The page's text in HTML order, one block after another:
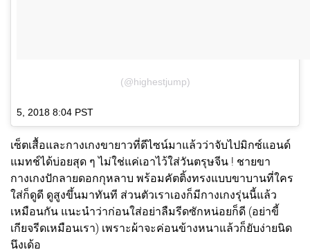
(@highestjump)
5, 2018 8:04 PST
เซ็ตเสื้อและกางเกงขายาวที่ดีไซน์มาแล้วว่าจับไปมิกซ์แอนด์
แมทช์ได้บ่อยสุด ๆ ไม่ใช่แค่เอาไว้ใส่วันตรุษจีน ! ชายขา
กางเกงปักลายดอกกุหลาบ พร้อมคัตติ้งทรงแบบขาบานที่ใคร
ใส่ก็ดูดี ดูสูงขึ้นมาทันที ส่วนตัวเราเองก็มีกางเกงรุ่นนี้แล้ว
เหมือนกัน แนะนำว่าก่อนใส่อย่าลืมรีดซักหน่อยก็ดี (อย่าขี้
เกียจรีดเหมือนเรา) เพราะผ้าจะค่อนข้างหนาแล้วก็ยับง่ายนิด
นึงเด้อ